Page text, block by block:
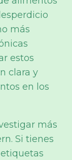
más
estos
clara y
en los
más
Si tienes